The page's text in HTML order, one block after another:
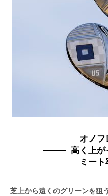
オノフ
高く上が
ミート
芝上から遠くのグリーンを狙